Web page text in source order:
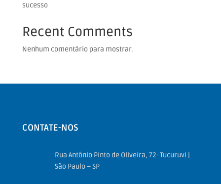
sucesso
Recent Comments
Nenhum comentário para mostrar.
CONTATE-NOS
Rua Antônio Pinto de Oliveira, 72- Tucuruvi |
São Paulo – SP